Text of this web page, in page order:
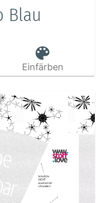
Blau
Einfärben